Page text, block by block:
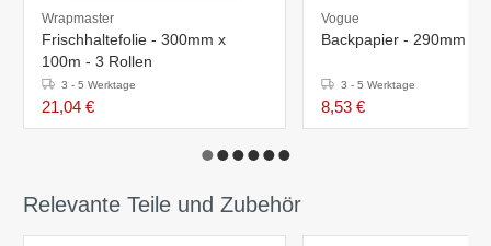
Wrapmaster
Frischhaltefolie - 300mm x
100m - 3 Rollen
3 - 5 Werktage
21,04 €
Vogue
Backpapier - 290mm x
3 - 5 Werktage
8,53 €
Relevante Teile und Zubehör